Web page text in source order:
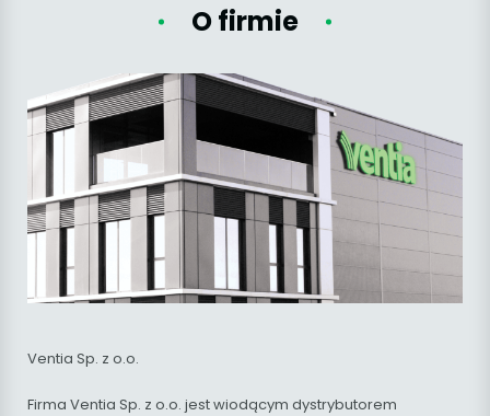
O firmie
Ventia Sp. z o.o.
Firma Ventia Sp. z o.o. jest wiodącym dystrybutorem